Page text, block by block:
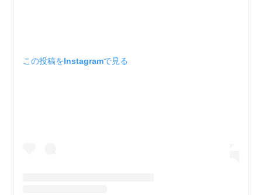
この投稿をInstagramで見る